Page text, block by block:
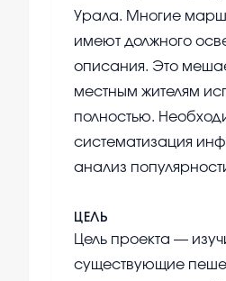
Урала. Многие
имеют должного
описания. Это
местным жителям
полностью.
систематизация
анализ
ЦЕЛЬ
Цель проекта —
существующие